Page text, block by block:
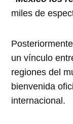
miles de
un vínculo
regiones del
bienvenida
internacional.